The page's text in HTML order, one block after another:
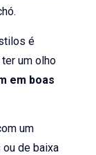
é
um olho
em boas
um
de baixa